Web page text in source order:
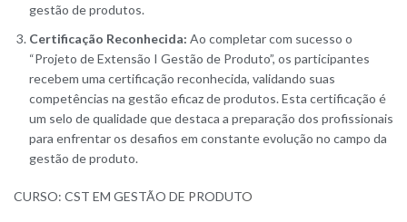
gestão de produtos.
Certificação Reconhecida: Ao completar com sucesso o
“Projeto de Extensão I Gestão de Produto”, os participantes
recebem uma certificação reconhecida, validando suas
competências na gestão eficaz de produtos. Esta certificação é
um selo de qualidade que destaca a preparação dos profissionais
para enfrentar os desafios em constante evolução no campo da
gestão de produto.
CURSO: CST EM GESTÃO DE PRODUTO